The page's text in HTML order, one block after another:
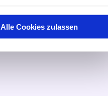
Alle Cookies zulassen